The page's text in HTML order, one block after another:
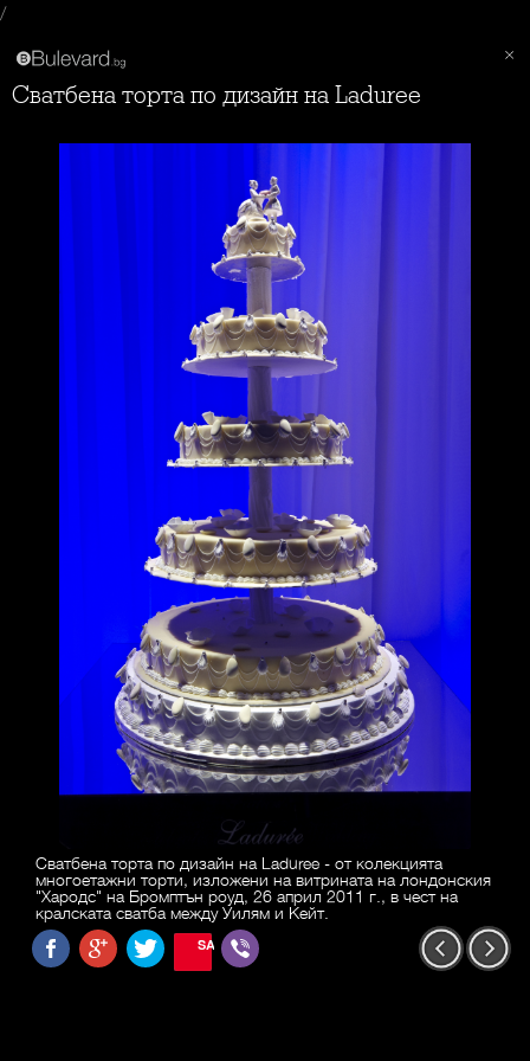
/
Сватбена торта по дизайн на Laduree
Сватбена торта по дизайн на Laduree - от колекцията
многоетажни торти, изложени на витрината на лондонския
"Хародс" на Бромптън роуд, 26 април 2011 г., в чест на
кралската сватба между Уилям и Кейт.
SAVE